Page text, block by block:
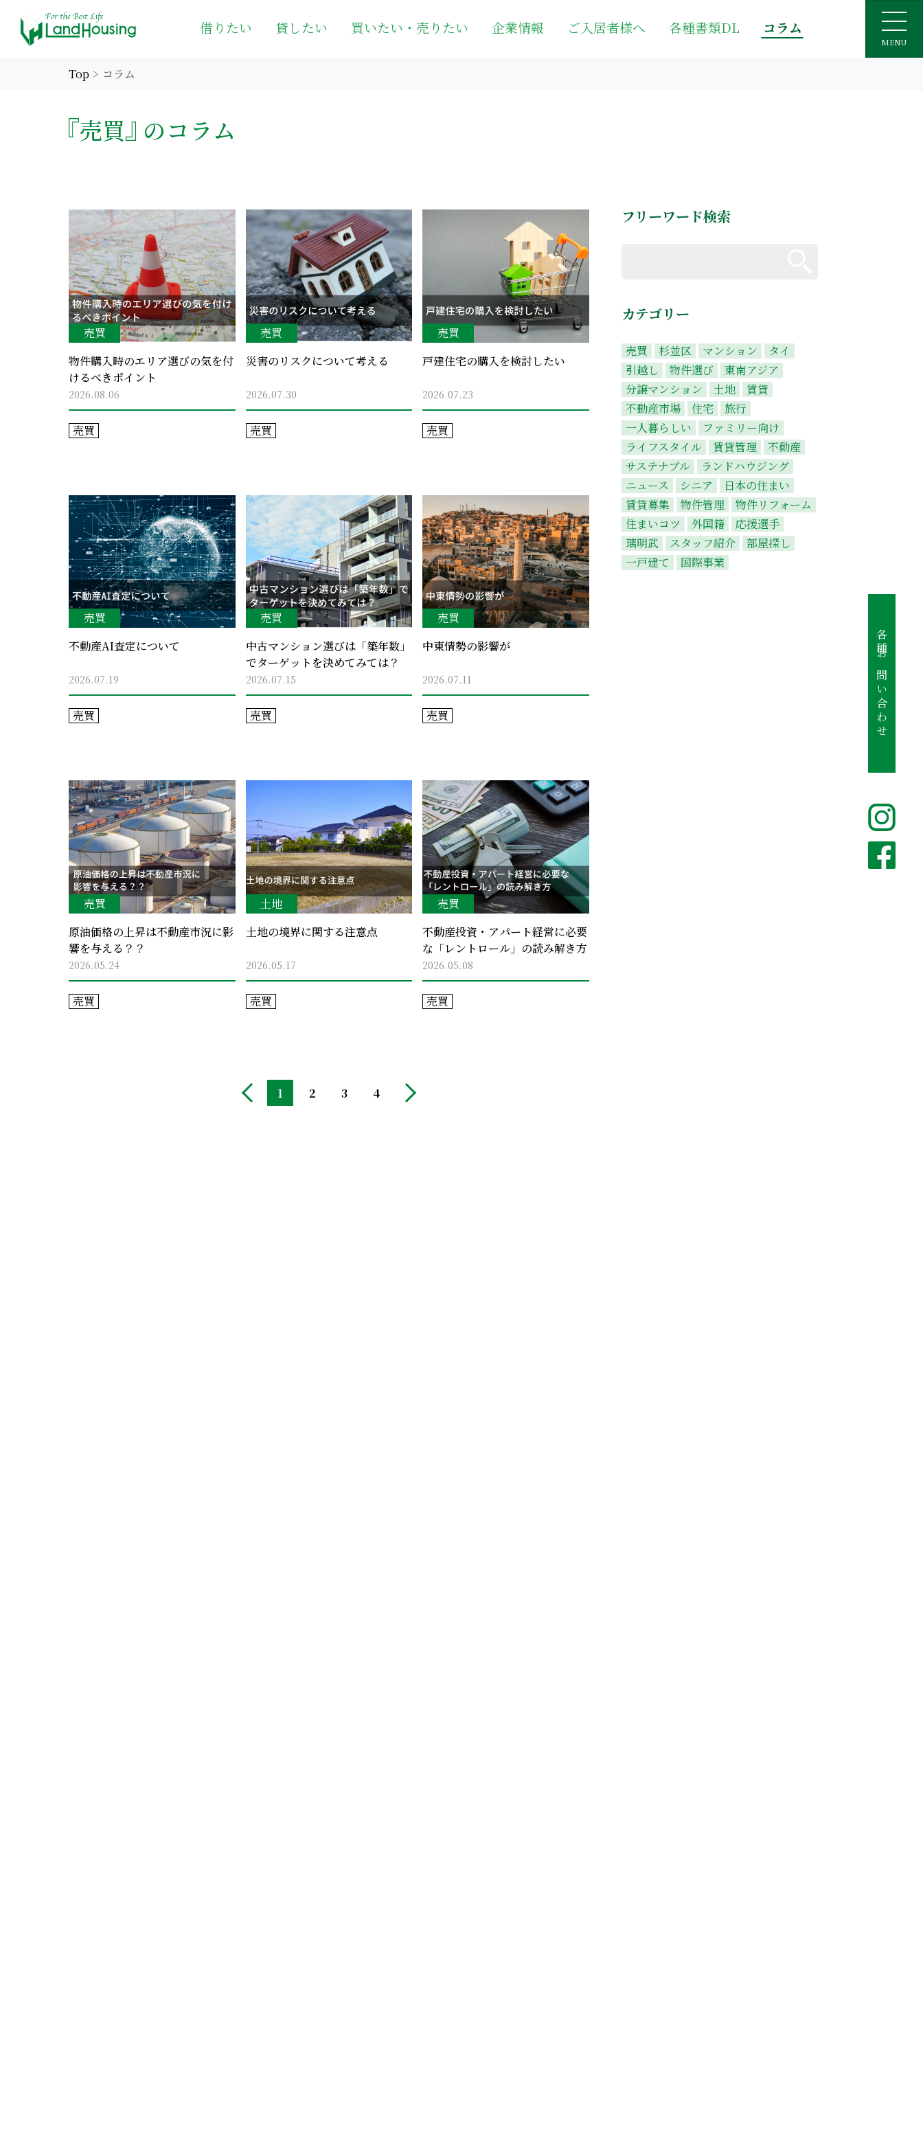
借りたい 貸したい 買いたい・売りたい 企業情報 ご入居者様へ 各種書類DL コラム
MENU
各種お問い合わせ
Top コラム
売買 のコラム
フリーワード検索
カテゴリー
売買 杉並区 マンション
タイ
引越し
物件選び
東南アジア
分譲マンション
土地
賃貸
不動産市場
住宅
旅行
一人暮らしい
ファミリー向け
ライフスタイル
賃貸管理
不動産
サステナブル
ランドハウジング
ニュース
シニア
日本の住まい
賃貸募集
物件管理
物件リフォーム
住まいコツ
外国籍
応援選手
璃明武
スタッフ紹介
部屋探し
一戸建て
国際事業
売買
物件購入時のエリア選びの気を付
けるべきポイント
2026.08.06
売買
売買
災害のリスクについて考える
2026.07.30
売買
売買
戸建住宅の購入を検討したい
2026.07.23
売買
売買
不動産AI査定について
2026.07.19
売買
売買
中古マンション選びは「築年数」
でターゲットを決めてみては？
2026.07.15
売買
売買
中東情勢の影響が
2026.07.11
売買
売買
原油価格の上昇は不動産市況に影
響を与える？？
2026.05.24
売買
土地
土地の境界に関する注意点
2026.05.17
売買
売買
不動産投資・アパート経営に必要
な「レントロール」の読み解き方
2026.05.08
売買
1 2 3 4